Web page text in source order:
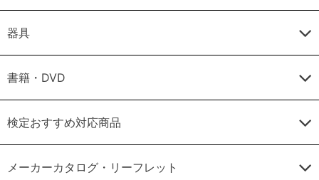
器具
書籍・DVD
検定おすすめ対応商品
メーカーカタログ・リーフレット